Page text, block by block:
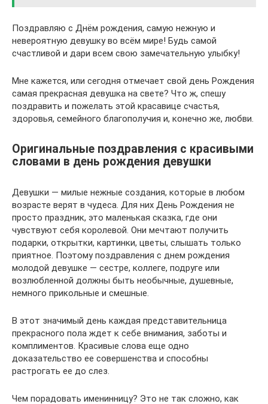
Поздравляю с Днём рождения, самую нежную и
невероятную девушку во всём мире! Будь самой
счастливой и дари всем свою замечательную улыбку!
Мне кажется, или сегодня отмечает свой день Рождения
самая прекрасная девушка на свете? Что ж, спешу
поздравить и пожелать этой красавице счастья,
здоровья, семейного благополучия и, конечно же, любви.
Оригинальные поздравления с красивыми
словами в день рождения девушки
Девушки — милые нежные создания, которые в любом
возрасте верят в чудеса. Для них День Рождения не
просто праздник, это маленькая сказка, где они
чувствуют себя королевой. Они мечтают получить
подарки, открытки, картинки, цветы, слышать только
приятное. Поэтому поздравления с днем рождения
молодой девушке — сестре, коллеге, подруге или
возлюбленной должны быть необычные, душевные,
немного прикольные и смешные.
В этот значимый день каждая представительница
прекрасного пола ждет к себе внимания, заботы и
комплиментов. Красивые слова еще одно
доказательство ее совершенства и способны
растрогать ее до слез.
Чем порадовать именинницу? Это не так сложно, как